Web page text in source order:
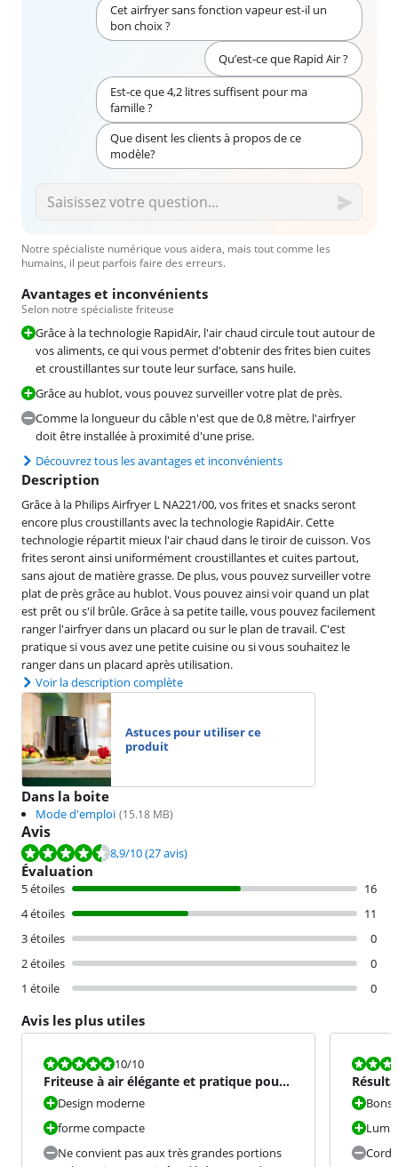
Cet airfryer sans fonction vapeur est-il un
bon choix ?
Qu’est-ce que Rapid Air ?
Est-ce que 4,2 litres suffisent pour ma
famille ?
Que disent les clients à propos de ce
modèle?
Notre spécialiste numérique vous aidera, mais tout comme les
humains, il peut parfois faire des erreurs.
Avantages et inconvénients
Selon notre spécialiste friteuse
Grâce à la technologie RapidAir, l'air chaud circule tout autour de
vos aliments, ce qui vous permet d'obtenir des frites bien cuites
et croustillantes sur toute leur surface, sans huile.
Grâce au hublot, vous pouvez surveiller votre plat de près.
Comme la longueur du câble n'est que de 0,8 mètre, l'airfryer
doit être installée à proximité d'une prise.
Découvrez tous les avantages et inconvénients
Description
Grâce à la Philips Airfryer L NA221/00, vos frites et snacks seront
encore plus croustillants avec la technologie RapidAir. Cette
technologie répartit mieux l'air chaud dans le tiroir de cuisson. Vos
frites seront ainsi uniformément croustillantes et cuites partout,
sans ajout de matière grasse. De plus, vous pouvez surveiller votre
plat de près grâce au hublot. Vous pouvez ainsi voir quand un plat
est prêt ou s'il brûle. Grâce à sa petite taille, vous pouvez facilement
ranger l'airfryer dans un placard ou sur le plan de travail. C'est
pratique si vous avez une petite cuisine ou si vous souhaitez le
ranger dans un placard après utilisation.
Voir la description complète
Astuces pour utiliser ce
produit
Dans la boite
Mode d'emploi (15.18 MB)
Avis
La note est de 8,9 sur 10, basée sur 27 avis.
8,9/10(27 avis)
Évaluation
5 étoiles
16
4 étoiles
11
3 étoiles
0
2 étoiles
0
1 étoile
0
Avis les plus utiles
La note est 10 sur 10.
10/10
Friteuse à air élégante et pratique pour
des résultats de cu
Design moderne
forme compacte
Ne convient pas aux très grandes portions
La note est
Bons